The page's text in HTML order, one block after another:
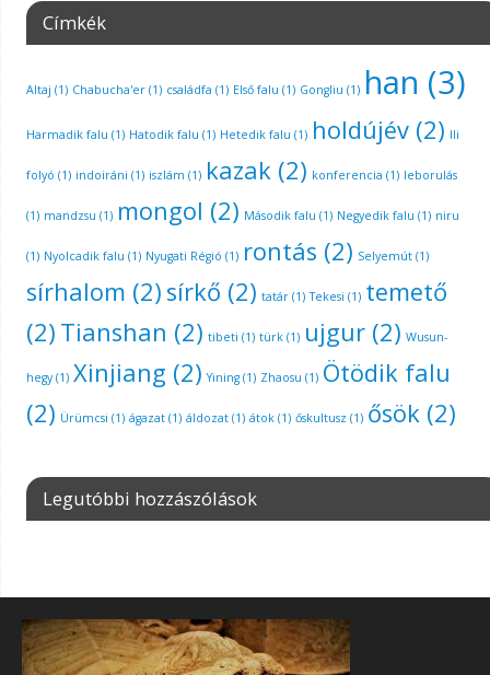
Címkék
Altaj (1) Chabucha'er(1) családfa (1) Első falu (1) Gongliu (1) han (3)
Harmadik falu (1) Hatodik falu (1) Hetedik falu (1) holdújév(2) Ili
folyó (1) indoiráni (1) iszlám (1) kazak(2) konferencia (1) leborulás
(1) mandzsu (1) mongol (2) Második falu (1) Negyedik falu (1) niru
(1) Nyolcadik falu (1) Nyugati Régió (1) rontás (2) Selyemút(1)
sírhalom (2) sírkő (2) tatár(1) Tekesi (1) temető
(2) Tianshan (2) tibeti (1) türk(1) ujgur(2) Wusun-
hegy(1) Xinjiang (2) Yining(1) Zhaosu (1) Ötödik falu
(2) Ürümcsi (1) ágazat(1) áldozat(1) átok(1) őskultusz (1) ősök(2)
Legutóbbi hozzászólások